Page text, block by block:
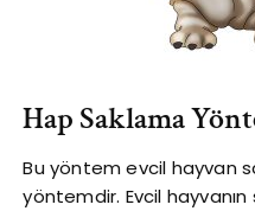
Hap Saklama
Bu yöntem evcil hayvan
yöntemdir. Evcil